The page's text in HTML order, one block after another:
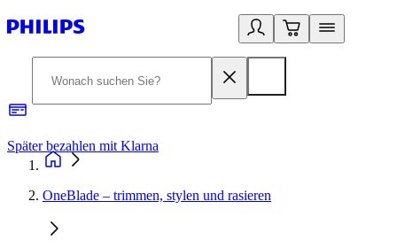
Später bezahlen mit Klarna
OneBlade – trimmen, stylen und rasieren